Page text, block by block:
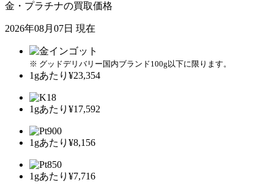
金・プラチナの買取価格
2026年08月07日 現在
※ グッドデリバリー国内ブランド100g以下に限ります。
1gあたり ¥23,354
1gあたり ¥17,592
1gあたり ¥8,156
1gあたり ¥7,716